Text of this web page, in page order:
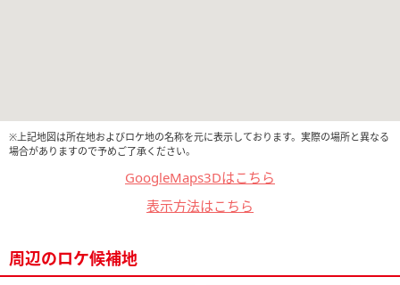
※上記地図は所在地およびロケ地の名称を元に表示しております。実際の場所と異なる
場合がありますので予めご了承ください。
GoogleMaps3Dはこちら
表示方法はこちら
周辺のロケ候補地